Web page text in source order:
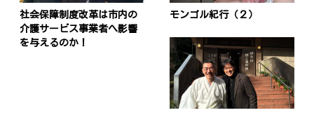
社会保障制度改革は市内の
介護サービス事業者へ影響
を与えるのか！
モンゴル紀行（２）